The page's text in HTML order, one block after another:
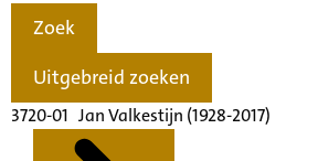
Zoek
Uitgebreid zoeken
3720-01 Jan Valkestijn (1928-2017)